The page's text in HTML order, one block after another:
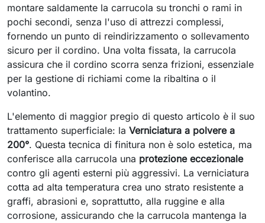
montare saldamente la carrucola su tronchi o rami in
pochi secondi, senza l'uso di attrezzi complessi,
fornendo un punto di reindirizzamento o sollevamento
sicuro per il cordino. Una volta fissata, la carrucola
assicura che il cordino scorra senza frizioni, essenziale
per la gestione di richiami come la ribaltina o il
volantino.
L'elemento di maggior pregio di questo articolo è il suo
trattamento superficiale: la Verniciatura a polvere a
200°. Questa tecnica di finitura non è solo estetica, ma
conferisce alla carrucola una protezione eccezionale
contro gli agenti esterni più aggressivi. La verniciatura
cotta ad alta temperatura crea uno strato resistente a
graffi, abrasioni e, soprattutto, alla ruggine e alla
corrosione, assicurando che la carrucola mantenga la